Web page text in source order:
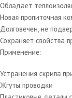
Обладает
Новая пропиточная
Долговечен, не
Сохраняет свойства
Применение:
Устранения скрипа
Жгуты проводки